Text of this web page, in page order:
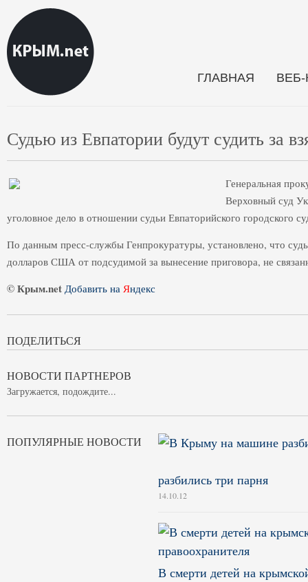
ГЛАВНАЯ
Судью из Евпатории будут судить за
Генеральная
Верховный суд
уголовное дело в отношении судьи Евпаторийского городского
По данным пресс-службы Генпрокуратуры, установлено, что
долларов США от подсудимой за вынесение приговора, не
© Крым.net Добавить на Яндекс
ПОДЕЛИТЬСЯ
НОВОСТИ ПАРТНЕРОВ
Загружается, подождите...
ПОПУЛЯРНЫЕ НОВОСТИ
разбились три парня
14.10.12
В смерти детей на